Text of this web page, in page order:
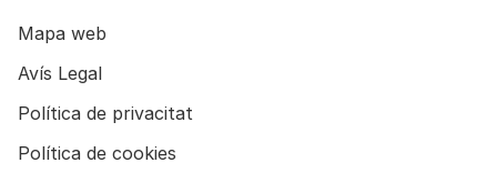
Mapa web
Avís Legal
Política de privacitat
Política de cookies